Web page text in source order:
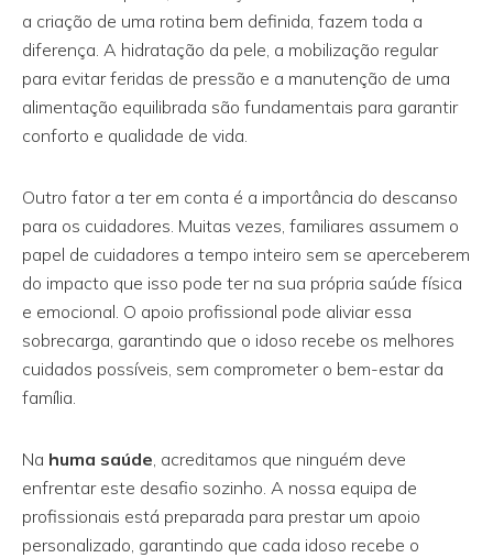
a criação de uma rotina bem definida, fazem toda a
diferença. A hidratação da pele, a mobilização regular
para evitar feridas de pressão e a manutenção de uma
alimentação equilibrada são fundamentais para garantir
conforto e qualidade de vida.
Outro fator a ter em conta é a importância do descanso
para os cuidadores. Muitas vezes, familiares assumem o
papel de cuidadores a tempo inteiro sem se aperceberem
do impacto que isso pode ter na sua própria saúde física
e emocional. O apoio profissional pode aliviar essa
sobrecarga, garantindo que o idoso recebe os melhores
cuidados possíveis, sem comprometer o bem-estar da
família.
Na huma saúde, acreditamos que ninguém deve
enfrentar este desafio sozinho. A nossa equipa de
profissionais está preparada para prestar um apoio
personalizado, garantindo que cada idoso recebe o